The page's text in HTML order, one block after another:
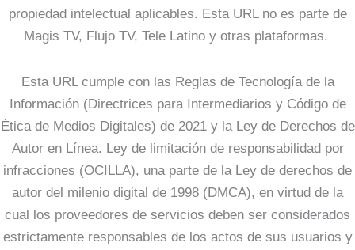
propiedad intelectual aplicables. Esta URL no es parte de
Magis TV, Flujo TV, Tele Latino y otras plataformas.
Esta URL cumple con las Reglas de Tecnología de la
Información (Directrices para Intermediarios y Código de
Ética de Medios Digitales) de 2021 y la Ley de Derechos de
Autor en Línea. Ley de limitación de responsabilidad por
infracciones (OCILLA), una parte de la Ley de derechos de
autor del milenio digital de 1998 (DMCA), en virtud de la
cual los proveedores de servicios deben ser considerados
estrictamente responsables de los actos de sus usuarios y